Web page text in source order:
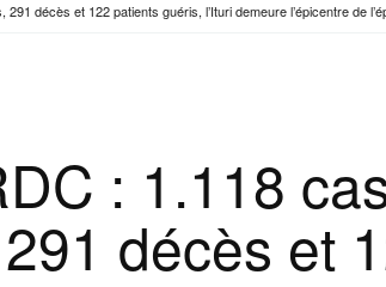
décès et 122 patients guéris, l’Ituri demeure l’épicentre de
: 1.118
décès et